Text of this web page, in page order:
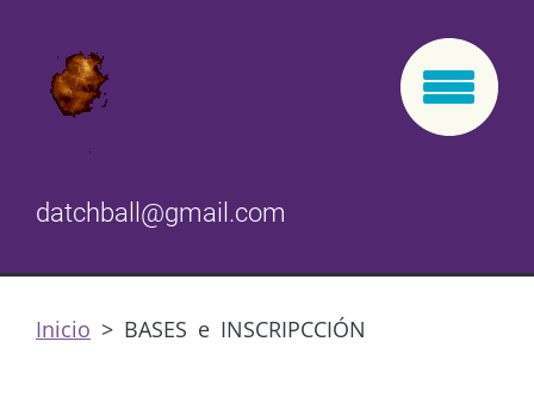
datchball@gmail.com
Inicio > BASES e INSCRIPCCIÓN